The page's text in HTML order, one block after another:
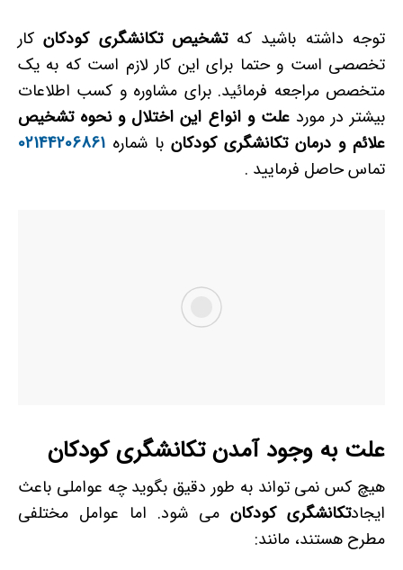
توجه داشته باشید کهتشخیص تکانشگری کودکانکار
تخصصی است و حتما برای این کار لازم است که به یک
متخصص مراجعه فرمائید. برای مشاوره و کسب اطلاعات
بیشتر در موردعلت و انواع این اختلال و نحوه تشخیص
علائم و درمان تکانشگری کودکان با شماره 02144206861
تماس حاصل فرمایید .
علت به وجود آمدن تکانشگری کودکان
هیچ کس نمی تواند به طور دقیق بگوید چه عواملی باعث
ایجادتکانشگری کودکان می شود. اما عوامل مختلفی
مطرح هستند، مانند: